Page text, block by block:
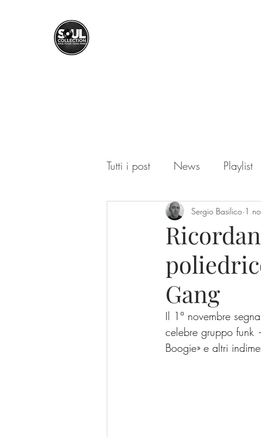
Tutti i post News Playlist
Gang
Sergio Basilico 1
Il 1° novembre
celebre gruppo funk
Boogie» e altri